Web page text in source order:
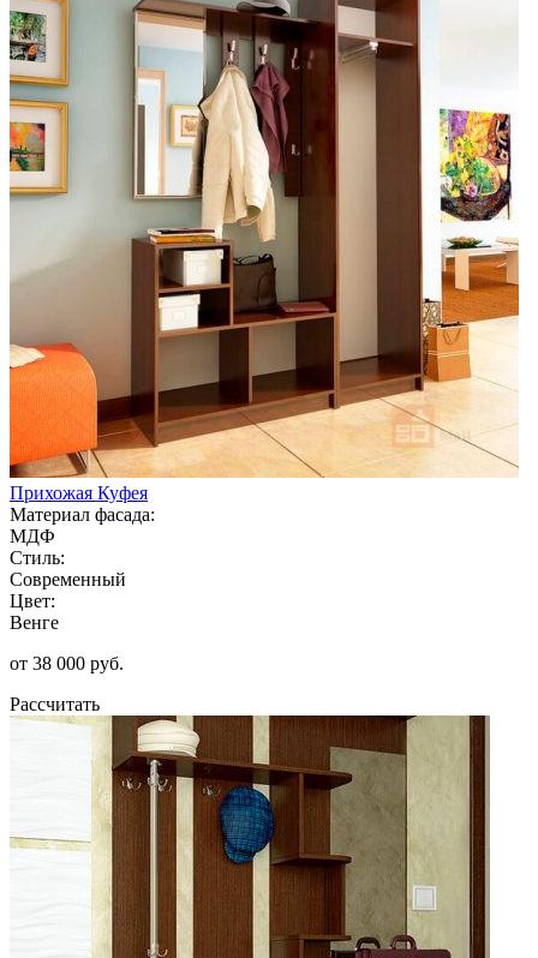
Прихожая Куфея
Материал фасада:
МДФ
Стиль:
Современный
Цвет:
Венге
от 38 000 руб.
Рассчитать